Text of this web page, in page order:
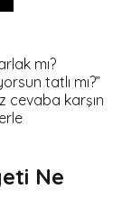
mı?
tatlı mı?”
cevaba karşın
Ne